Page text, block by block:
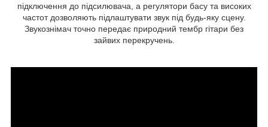
підключення до підсилювача, а регулятори басу та високих
частот дозволяють підлаштувати звук під будь-яку сцену.
Звукознімач точно передає природний тембр гітари без
зайвих перекручень.